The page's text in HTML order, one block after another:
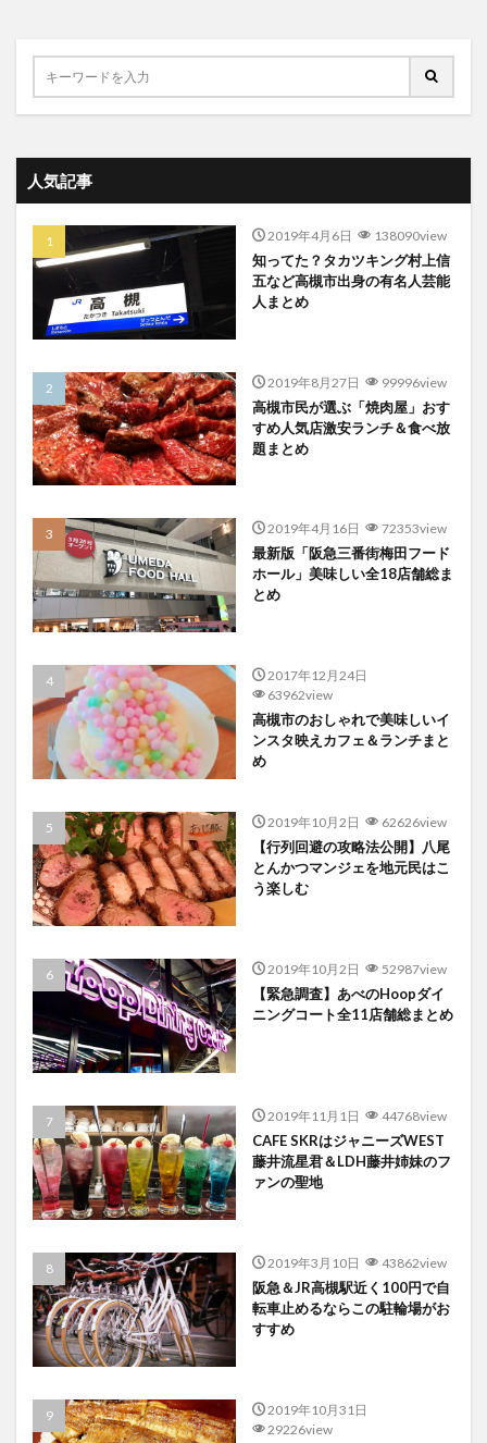
人気記事
2019年4月6日 138090view
知ってた？タカツキング村上信
五など高槻市出身の有名人芸能
人まとめ
2019年8月27日 99996view
高槻市民が選ぶ「焼肉屋」おす
すめ人気店激安ランチ＆食べ放
題まとめ
2019年4月16日 72353view
最新版「阪急三番街梅田フード
ホール」美味しい全18店舗総ま
とめ
2017年12月24日
63962view
高槻市のおしゃれで美味しいイ
ンスタ映えカフェ＆ランチまと
め
2019年10月2日 62626view
【行列回避の攻略法公開】八尾
とんかつマンジェを地元民はこ
う楽しむ
2019年10月2日 52987view
【緊急調査】あべのHoopダイ
ニングコート全11店舗総まとめ
2019年11月1日 44768view
CAFE SKRはジャニーズWEST
藤井流星君＆LDH藤井姉妹のフ
ァンの聖地
2019年3月10日 43862view
阪急＆JR高槻駅近く100円で自
転車止めるならこの駐輪場がお
すすめ
2019年10月31日
29226view